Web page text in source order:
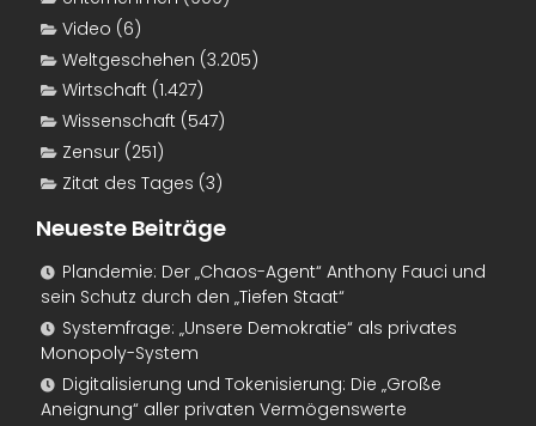
Video (6)
Weltgeschehen (3.205)
Wirtschaft (1.427)
Wissenschaft (547)
Zensur (251)
Zitat des Tages (3)
Neueste Beiträge
Plandemie: Der „Chaos-Agent“ Anthony Fauci und
sein Schutz durch den „Tiefen Staat“
Systemfrage: „Unsere Demokratie“ als privates
Monopoly-System
Digitalisierung und Tokenisierung: Die „Große
Aneignung“ aller privaten Vermögenswerte